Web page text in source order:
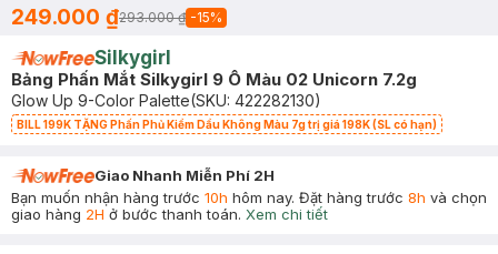
249.000 ₫293.000 ₫ -15%
Silkygirl
Bảng Phấn Mắt Silkygirl 9 Ô Màu 02 Unicorn 7.2g
Glow Up 9-Color Palette(SKU: 422282130)
BILL 199K TẶNG Phấn Phủ Kiềm Dầu Không Màu 7g trị giá 198K (SL có hạn)
Giao Nhanh Miễn Phí 2H
Bạn muốn nhận hàng trước 10h hôm nay. Đặt hàng trước 8h và chọn
giao hàng 2H ở bước thanh toán. Xem chi tiết